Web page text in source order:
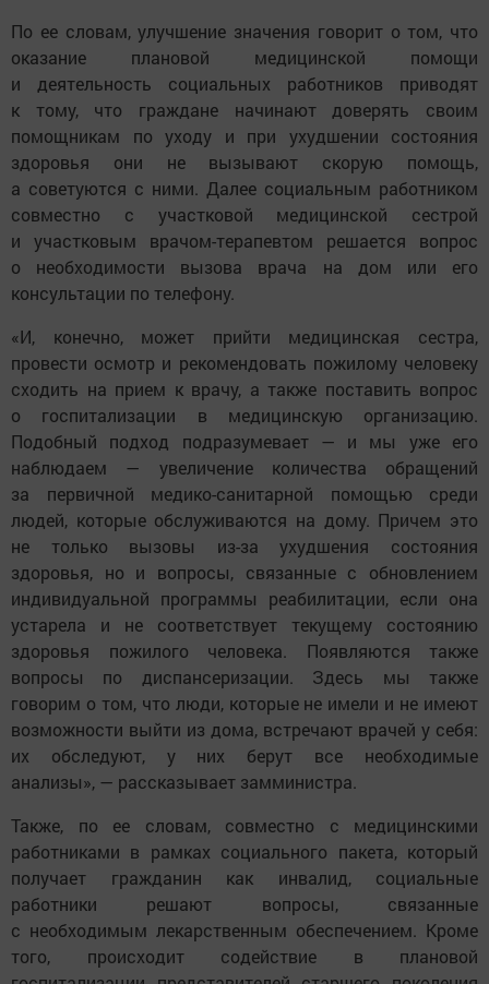
По ее словам, улучшение значения говорит о том, что
оказание плановой медицинской помощи
и деятельность социальных работников приводят
к тому, что граждане начинают доверять своим
помощникам по уходу и при ухудшении состояния
здоровья они не вызывают скорую помощь,
а советуются с ними. Далее социальным работником
совместно с участковой медицинской сестрой
и участковым врачом-терапевтом решается вопрос
о необходимости вызова врача на дом или его
консультации по телефону.
«И, конечно, может прийти медицинская сестра,
провести осмотр и рекомендовать пожилому человеку
сходить на прием к врачу, а также поставить вопрос
о госпитализации в медицинскую организацию.
Подобный подход подразумевает — и мы уже его
наблюдаем — увеличение количества обращений
за первичной медико-санитарной помощью среди
людей, которые обслуживаются на дому. Причем это
не только вызовы из-за ухудшения состояния
здоровья, но и вопросы, связанные с обновлением
индивидуальной программы реабилитации, если она
устарела и не соответствует текущему состоянию
здоровья пожилого человека. Появляются также
вопросы по диспансеризации. Здесь мы также
говорим о том, что люди, которые не имели и не имеют
возможности выйти из дома, встречают врачей у себя:
их обследуют, у них берут все необходимые
анализы», — рассказывает замминистра.
Также, по ее словам, совместно с медицинскими
работниками в рамках социального пакета, который
получает гражданин как инвалид, социальные
работники решают вопросы, связанные
с необходимым лекарственным обеспечением. Кроме
того, происходит содействие в плановой